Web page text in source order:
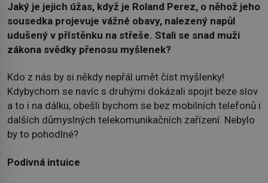
Jaký je jejich úžas, když je Roland Perez, o něhož jeho
sousedka projevuje vážné obavy, nalezený napůl
udušený v přístěnku na střeše. Stali se snad muži
zákona svědky přenosu myšlenek?
Kdo z nás by si někdy nepřál umět číst myšlenky!
Kdybychom se navíc s druhými dokázali spojit beze slov
a to i na dálku, obešli bychom se bez mobilních telefonů i
dalších důmyslných telekomunikačních zařízení. Nebylo
by to pohodlné?
Podivná intuice